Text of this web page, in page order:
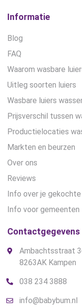
Informatie
Blog
FAQ
Waarom wasbare
Uitleg soorten luiers
Wasbare luiers
Prijsverschil tussen
Productielocaties
Markten en beurzen
Over ons
Reviews
Info over je gekochte
Info voor gemeenten
Contactgegevens
Ambachtsstraat
8263AK Kampen
038 234 3888
info@babybum.nl